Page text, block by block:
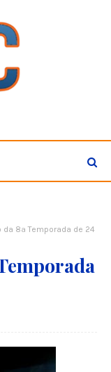
da 8ª Temporada de 24